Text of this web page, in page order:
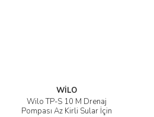
WİLO
Wilo TP-S 10 M Drenaj
Pompası Az Kirli Sular İçin